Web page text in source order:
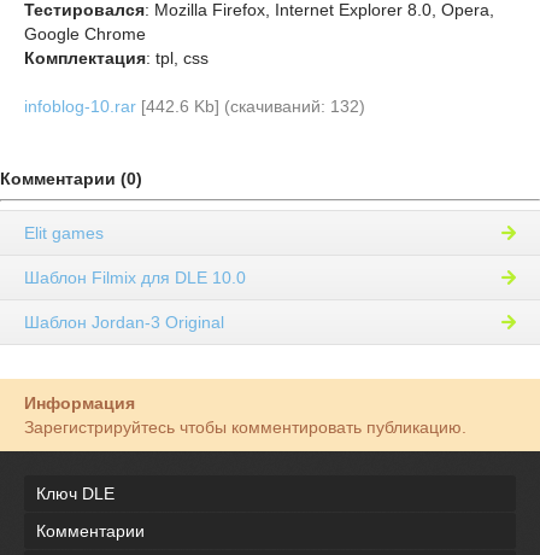
Тестировался: Mozilla Firefox, Internet Explorer 8.0, Opera,
Google Chrome
Комплектация: tpl, css
infoblog-10.rar [442.6 Kb] (cкачиваний: 132)
Комментарии (0)
Elit games
Шаблон Filmix для DLE 10.0
Шаблон Jordan-3 Original
Информация
Зарегистрируйтесь чтобы комментировать публикацию.
Ключ DLE
Комментарии